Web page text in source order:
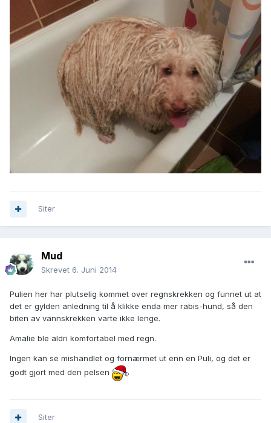
Siter
Mud
Skrevet 6. Juni 2014
Pulien her har plutselig kommet over regnskrekken og funnet ut at
det er gylden anledning til å klikke enda mer rabis-hund, så den
biten av vannskrekken varte ikke lenge.
Amalie ble aldri komfortabel med regn.
Ingen kan se mishandlet og fornærmet ut enn en Puli, og det er
godt gjort med den pelsen
Siter